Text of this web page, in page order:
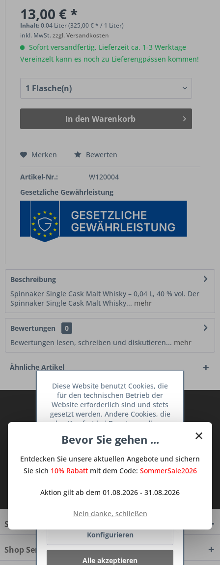
13,00 € *
Inhalt:0.04 Liter (325,00 € * / 1 Liter)
inkl. MwSt.zzgl. Versandkosten
Sofort versandfertig, Lieferzeit ca. 1-3 Werktage
Vereinzelt kann es noch zu Lieferengpässen kommen!
In den Warenkorb
Merken Bewerten
Artikel-Nr.:
W120004
Gesetzliche Gewährleistung
Beschreibung
Spinnaker Single Cask Malt Whisky – 0,04 L, 40 % vol. Der
Spinnaker Single Cask Malt Whisky... mehr
Bewertungen
0
Bewertungen lesen, schreiben und diskutieren... mehr
Ähnliche Artikel
Abonnieren Sie den kostenlosen Deine
TraumKüche Newsletter und verpassen
dem Traum Küchen - Shop.
zur Kenntnis genommen.
Service Hotline
Shop Service
×
Bevor Sie gehen ...
Entdecken Sie unsere aktuellen Angebote und sichern
Sie sich 10% Rabattmit dem Code: SommerSale2026
Aktion gilt ab dem 01.08.2026 - 31.08.2026
Nein danke, schließen
Diese Website benutzt Cookies, die
für den technischen Betrieb der
Website erforderlich sind und stets
gesetzt werden. Andere Cookies, die
den Komfort bei Benutzung dieser
dienen oder die Interaktion mit
Netzwerken vereinfachen sollen,
werden nur mit Ihrer Zustimmung
Ablehnen
Konfigurieren
Alle akzeptieren